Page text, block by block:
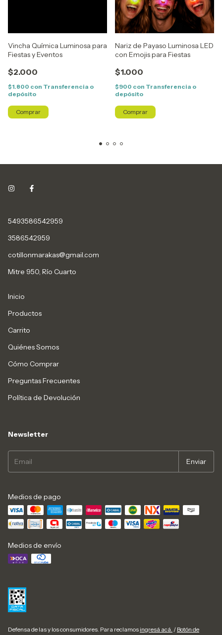
Vincha Química Luminosa para
Fiestas y Eventos
$2.000
$1.800 con Transferencia o
depósito
Nariz de Payaso Luminosa LED
con Emojis para Fiestas
$1.000
$900 con Transferencia o
depósito
5493586542959
3586542959
cotillonmarakas@gmail.com
Mitre 950, Río Cuarto
Inicio
Productos
Carrito
Quiénes Somos
Cómo Comprar
Preguntas Frecuentes
Política de Devolución
Newsletter
Medios de pago
Medios de envío
Defensa de las y los consumidores. Para reclamos ingresá acá. / Botón de